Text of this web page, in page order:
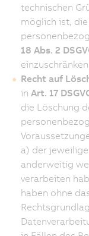
technischen
möglich ist,
18 Abs. 2
Recht auf
in Art. 17
die Löschung
a) der
anderweitig
verarbeiten
haben ohne